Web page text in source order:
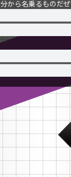
から名乗るものだぜ